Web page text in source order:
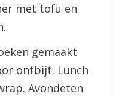
met tofu en
gemaakt
ontbijt. Lunch
Avondeten